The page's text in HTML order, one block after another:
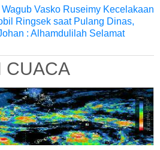
Vasko Ruseimy Kecelakaan
Ringsek saat Pulang Dinas,
: Alhamdulilah Selamat
CUACA